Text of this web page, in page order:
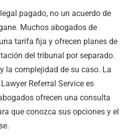
pagado, no un acuerdo de
Muchos abogados de
tarifa fija y ofrecen planes de
del tribunal por separado.
la complejidad de su caso. La
Referral Service es
ofrecen una consulta
que conozca sus opciones y el